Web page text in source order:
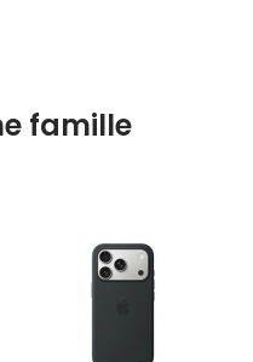
famille